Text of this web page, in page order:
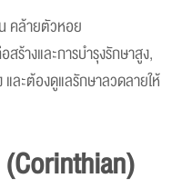
คล้ายตัวหอย
างและการบำรุงรักษาสูง,
ละต้องดูแลรักษาลวดลายให้
(Corinthian)